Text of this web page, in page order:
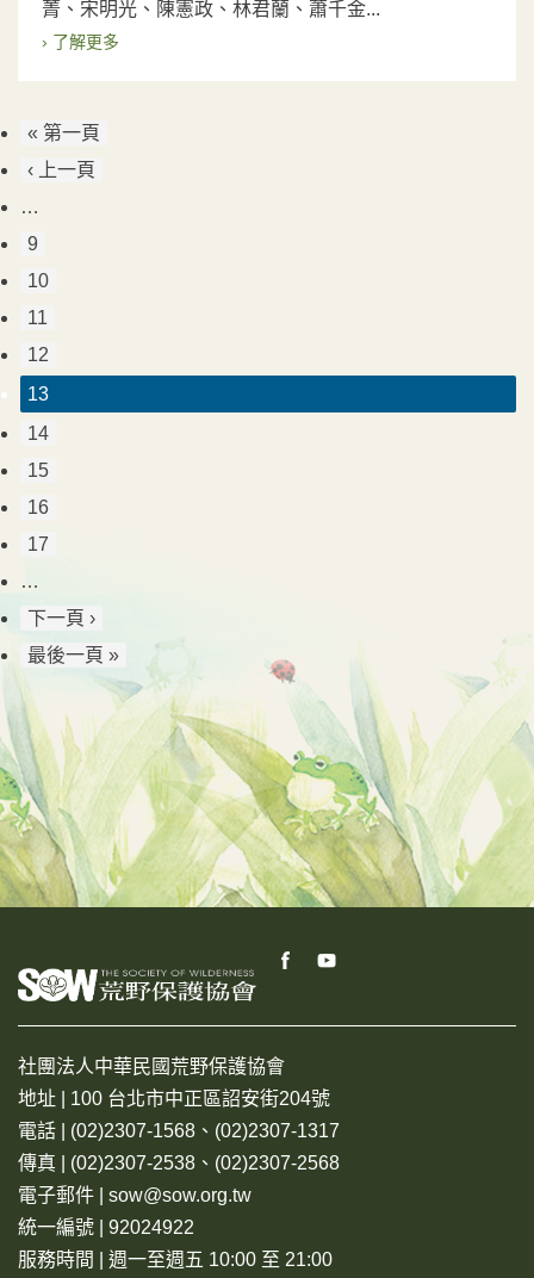
菁、宋明光、陳憲政、林君蘭、蕭千金...
› 了解更多
« 第一頁
‹ 上一頁
…
9
10
11
12
13
14
15
16
17
…
下一頁 ›
最後一頁 »
社團法人中華民國荒野保護協會
地址 | 100 台北市中正區詔安街204號
電話 | (02)2307-1568、(02)2307-1317
傳真 | (02)2307-2538、(02)2307-2568
電子郵件 | sow@sow.org.tw
統一編號 | 92024922
服務時間 | 週一至週五 10:00 至 21:00